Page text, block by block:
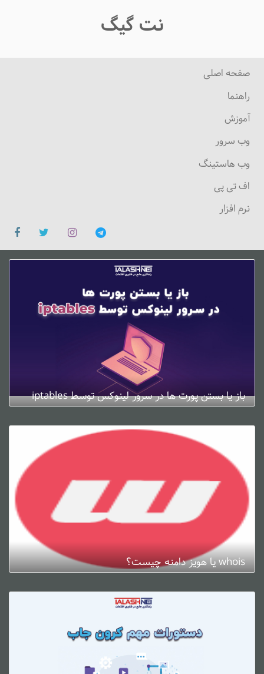
نت گیگ
صفحه اصلی
راهنما
آموزش
وب سرور
وب هاستینگ
اف تی پی
نرم افزار
باز یا بستن پورت ها در سرور لینوکس توسط iptables
whois یا هویز دامنه چیست؟